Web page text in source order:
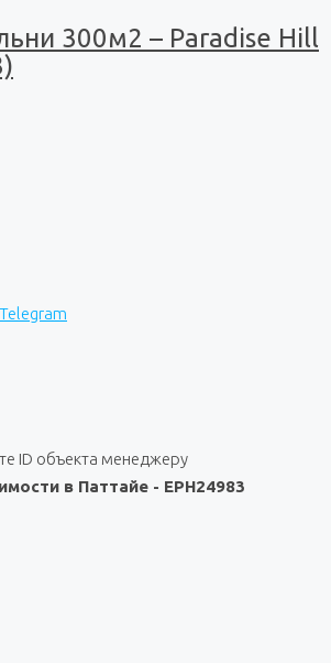
300м2 – Paradise Hill
Telegram
ID объекта менеджеру
в Паттайе - EPH24983